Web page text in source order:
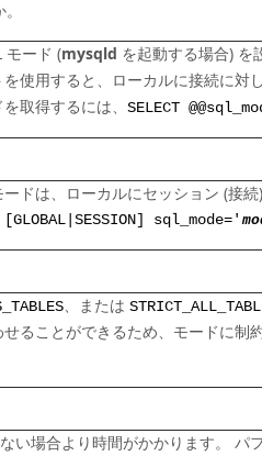
モード (mysqld を起動する場合) を
使用すると、ローカルに接続に対
取得するには、 SELECT
ドは、ローカルにセッション (接
[GLOBAL|SESSION] sql_mode='
、または
ることができるため、モードに制
い場合より時間がかかります。 パ